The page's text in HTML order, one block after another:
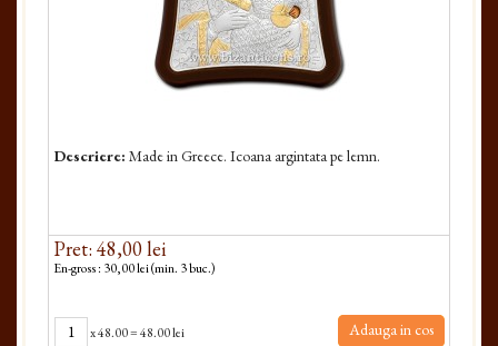
Descriere: Made in Greece. Icoana argintata pe lemn.
Pret: 48,00 lei
En-gross : 30,00 lei (min. 3 buc.)
x48.00=48.00 lei Adauga in cos